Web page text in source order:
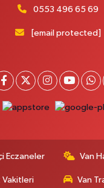
yanı. İpekyolu. Hatuniye
Yol Tarifi Al
Sk.No:93 3-4
Yol Tarifi Al
0553 496 65 69
[email protected]
Eczaneler Van
Vakitleri
Van